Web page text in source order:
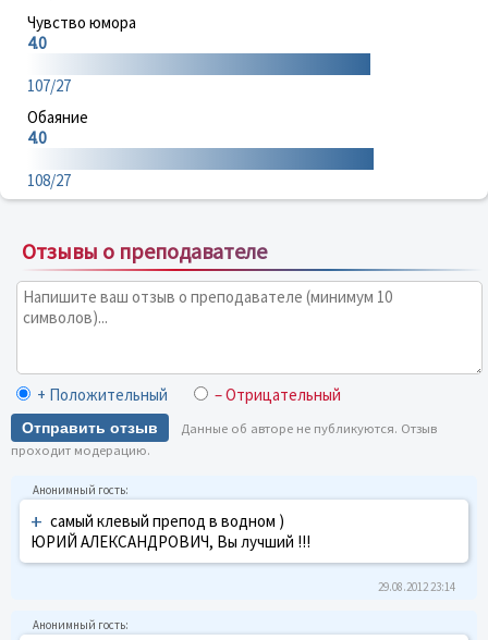
Чувство юмора
4.0
107/27
Обаяние
4.0
108/27
Отзывы о преподавателе
+ Положительный – Отрицательный
Отправить отзыв
Данные об авторе не публикуются. Отзыв
проходит модерацию.
+ самый клевый препод в водном )
ЮРИЙ АЛЕКСАНДРОВИЧ, Вы лучший !!!
29.08.2012 23:14